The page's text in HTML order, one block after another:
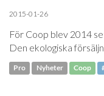
2015-01-26
För Coop blev 2014
Den ekologiska
Pro Nyheter Coop